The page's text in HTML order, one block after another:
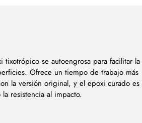
tixotrópico se autoengrosa para facilitar la
Ofrece un tiempo de trabajo más
la versión original, y el epoxi curado es
resistencia al impacto.